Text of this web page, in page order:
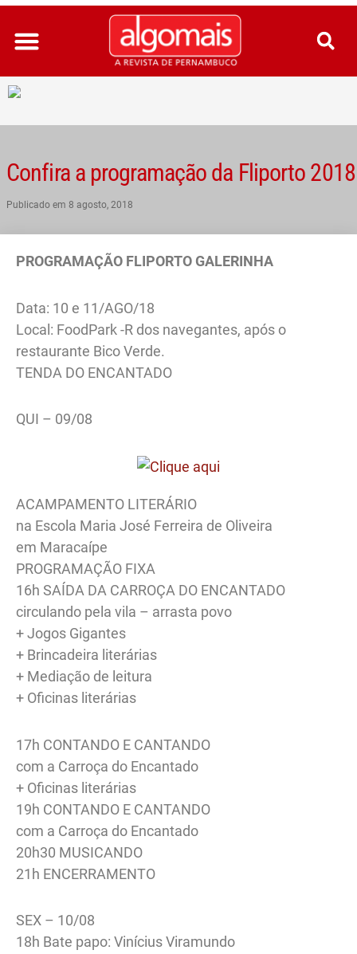
Ir
para
conteúdo
Confira a programação da Fliporto 2018
Publicado em 8 agosto, 2018
PROGRAMAÇÃO FLIPORTO GALERINHA
Data: 10 e 11/AGO/18
Local: FoodPark -R dos navegantes, após o
restaurante Bico Verde.
TENDA DO ENCANTADO
QUI – 09/08
ACAMPAMENTO LITERÁRIO
na Escola Maria José Ferreira de Oliveira
em Maracaípe
PROGRAMAÇÃO FIXA
16h SAÍDA DA CARROÇA DO ENCANTADO
circulando pela vila – arrasta povo
+ Jogos Gigantes
+ Brincadeira literárias
+ Mediação de leitura
+ Oficinas literárias
17h CONTANDO E CANTANDO
com a Carroça do Encantado
+ Oficinas literárias
19h CONTANDO E CANTANDO
com a Carroça do Encantado
20h30 MUSICANDO
21h ENCERRAMENTO
SEX – 10/08
18h Bate papo: Vinícius Viramundo